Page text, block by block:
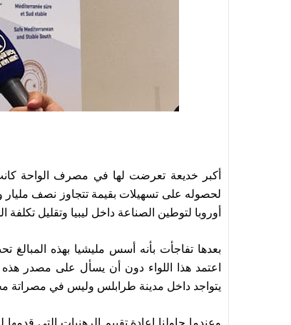
أكبر خديعة تعرضت لها في مصرف الواحة
لحصوله على تسهيلات بقيمة تتجاوز نصف
أوروبا لتوطين الصناعة داخل ليبيا وتقليل
اعتمد هذا اللواء دون أن يسأل على مصدر هذه
يتواجد داخل مدينة طرابلس وليس في مصراتة